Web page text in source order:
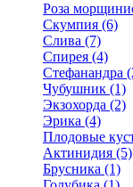
Роза
Скумпия (6)
Слива (7)
Спирея (4)
Стефанандра
Чубушник (1)
Экзохорда (2)
Эрика (4)
Плодовые
Актинидия (5)
Брусника (1)